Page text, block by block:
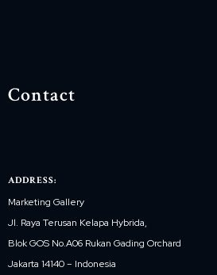
Contact
ADDRESS:
Marketing Gallery
Jl. Raya Terusan Kelapa Hybrida,
Blok GOS No.A06 Rukan Gading Orchard
Jakarta 14140 – Indonesia